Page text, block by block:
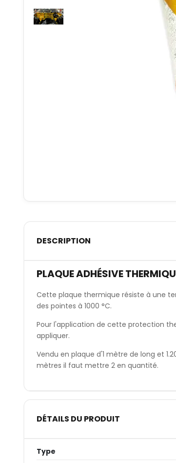
DESCRIPTION
PLAQUE ADHÉSIVE
Cette plaque thermique résiste à une
des pointes à 1000 °C.
Pour l'application de cette protection
appliquer.
Vendu en plaque d'1 mètre de long et
mètres il faut mettre 2 en quantité.
DÉTAILS DU PRODUIT
Type